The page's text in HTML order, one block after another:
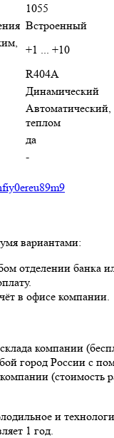
1055
Встроенный
+1 ... +10
R404A
Динамический
Автоматический,
теплом
да
-
вариантами:
отделении банка
в офисе компании.
компании
город России с
(стоимость
и
1 год.